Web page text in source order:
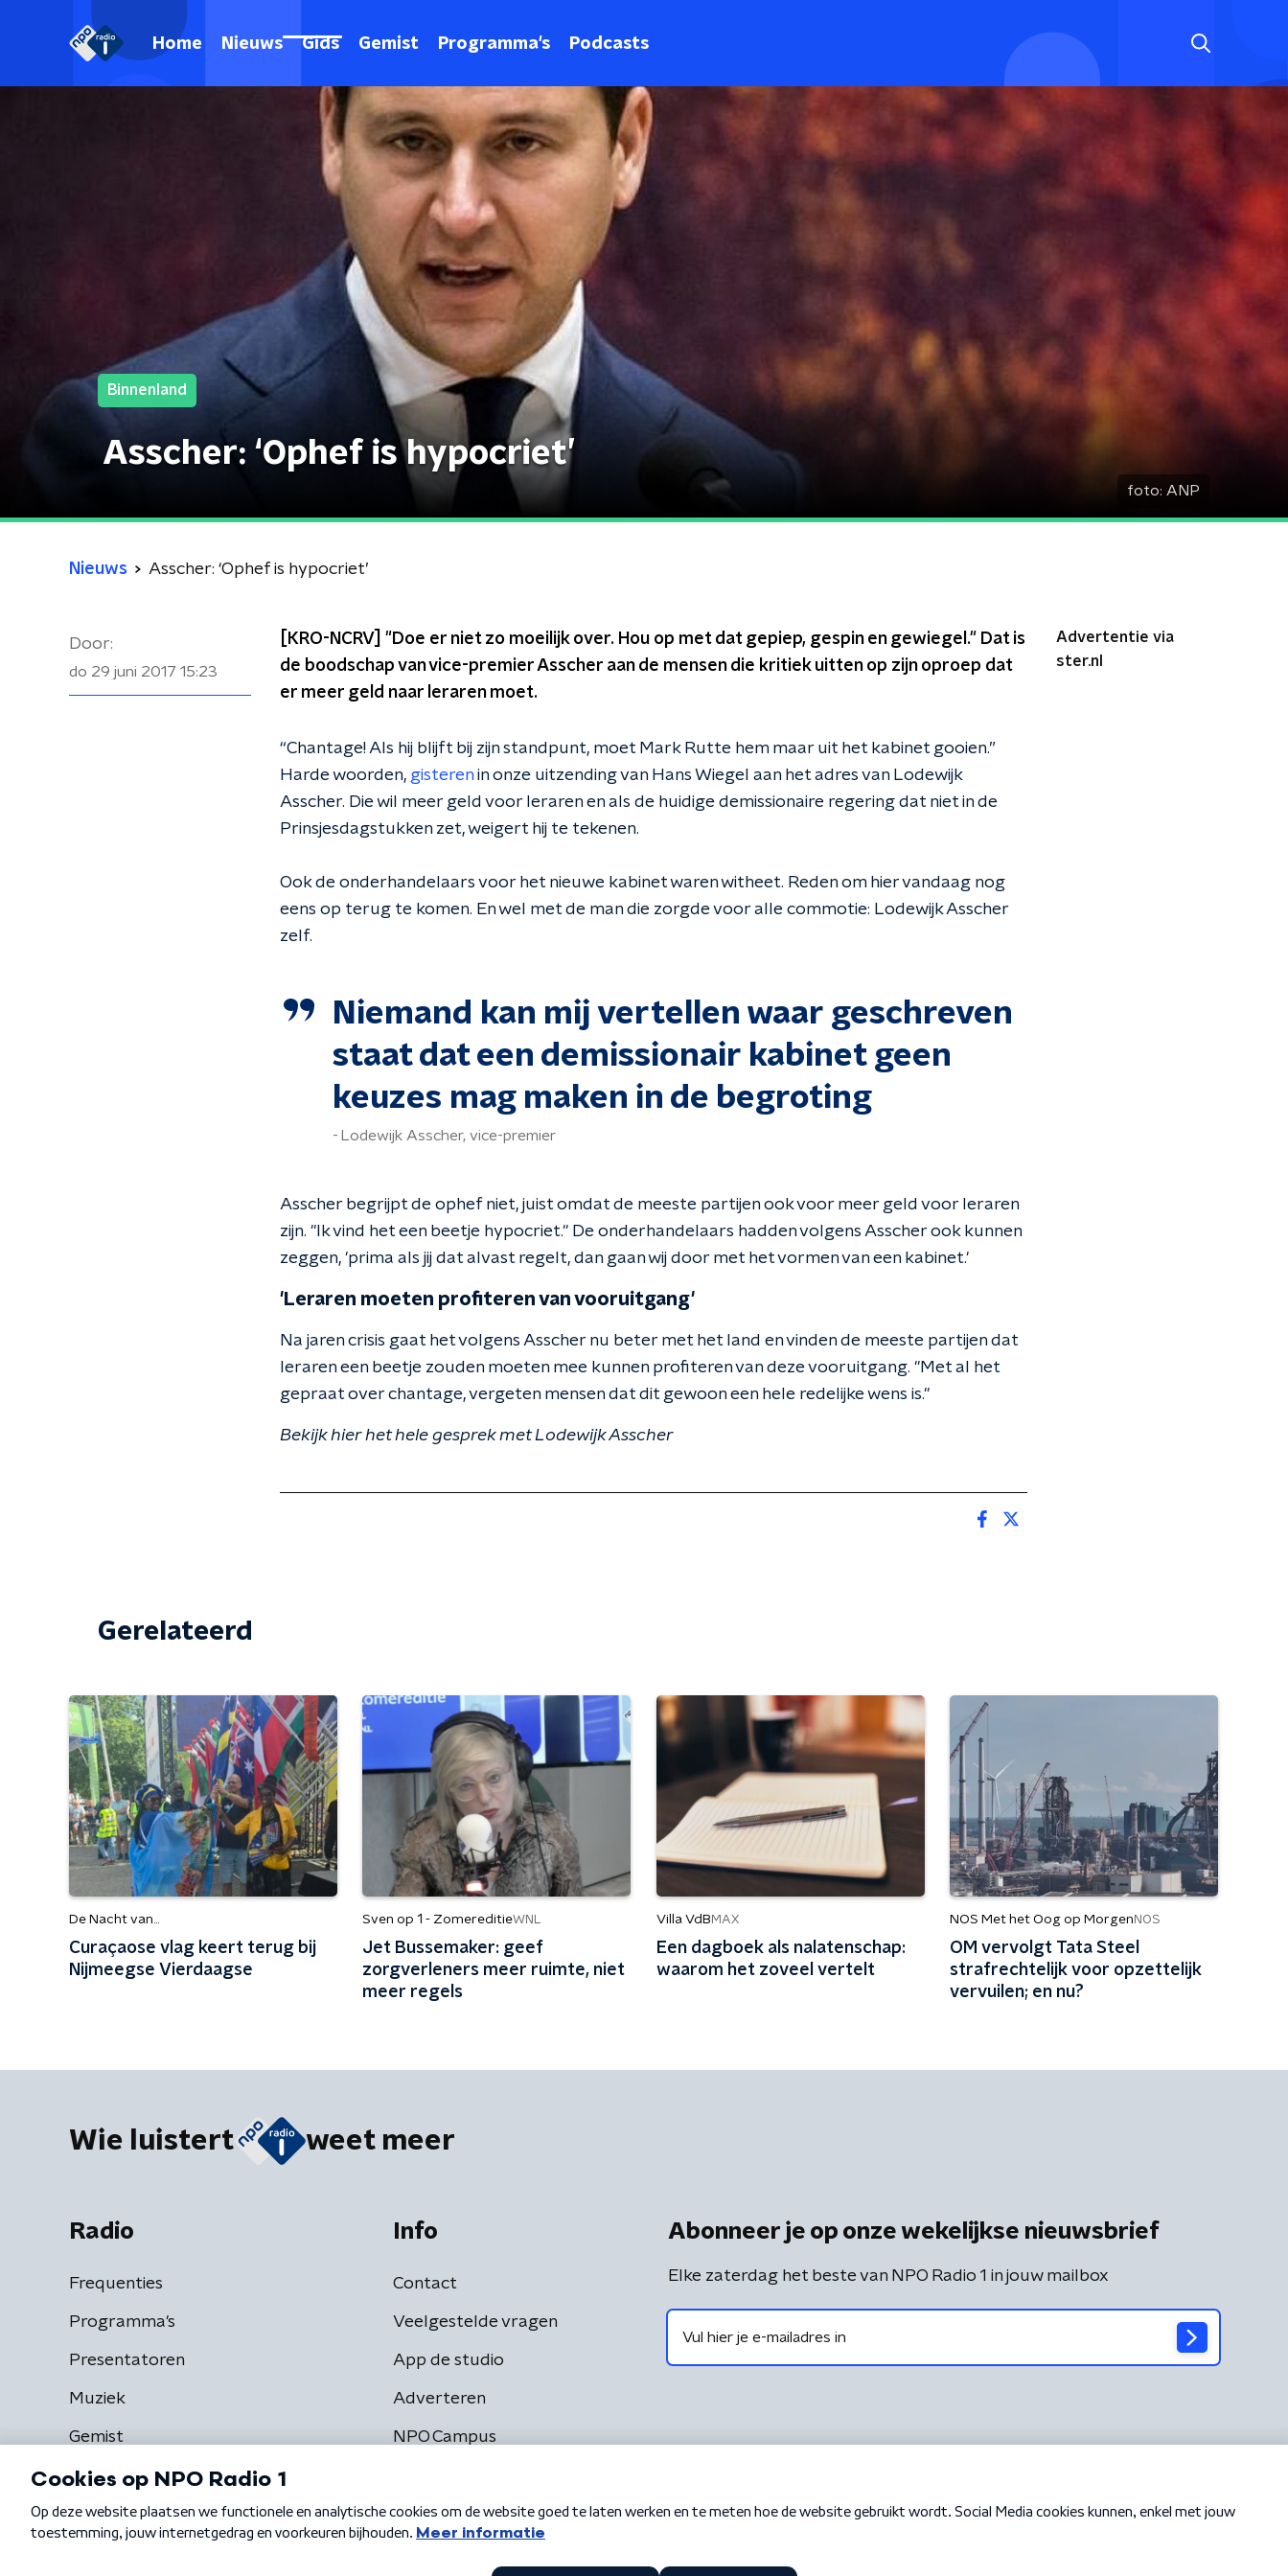
Home Nieuws Gids Gemist Programma's Podcasts
Binnenland
Asscher: ‘Ophef is hypocriet’
foto: ANP
Nieuws Asscher: ‘Ophef is hypocriet’
Door:
do 29 juni 2017 15:23
[KRO-NCRV] "Doe er niet zo moeilijk over. Hou op met dat gepiep, gespin en gewiegel." Dat is
de boodschap van vice-premier Asscher aan de mensen die kritiek uitten op zijn oproep dat
er meer geld naar leraren moet.
“Chantage! Als hij blijft bij zijn standpunt, moet Mark Rutte hem maar uit het kabinet gooien.”
Harde woorden, gisteren in onze uitzending van Hans Wiegel aan het adres van Lodewijk
Asscher. Die wil meer geld voor leraren en als de huidige demissionaire regering dat niet in de
Prinsjesdagstukken zet, weigert hij te tekenen.
Ook de onderhandelaars voor het nieuwe kabinet waren witheet. Reden om hier vandaag nog
eens op terug te komen. En wel met de man die zorgde voor alle commotie: Lodewijk Asscher
zelf.
Niemand kan mij vertellen waar geschreven
staat dat een demissionair kabinet geen
keuzes mag maken in de begroting
Lodewijk Asscher, vice-premier
Asscher begrijpt de ophef niet, juist omdat de meeste partijen ook voor meer geld voor leraren
zijn. "Ik vind het een beetje hypocriet." De onderhandelaars hadden volgens Asscher ook kunnen
zeggen, 'prima als jij dat alvast regelt, dan gaan wij door met het vormen van een kabinet.'
'Leraren moeten profiteren van vooruitgang'
Na jaren crisis gaat het volgens Asscher nu beter met het land en vinden de meeste partijen dat
leraren een beetje zouden moeten mee kunnen profiteren van deze vooruitgang. "Met al het
gepraat over chantage, vergeten mensen dat dit gewoon een hele redelijke wens is."
Bekijk hier het hele gesprek met Lodewijk Asscher
Advertentie via
ster.nl
Gerelateerd
De Nacht van...
Curaçaose vlag keert terug bij
Nijmeegse Vierdaagse
Sven op 1 - ZomereditieWNL
Jet Bussemaker: geef
zorgverleners meer ruimte, niet
meer regels
Villa VdB MAX
Een dagboek als nalatenschap:
waarom het zoveel vertelt
NOS Met het Oog op Morgen NOS
OM vervolgt Tata Steel
strafrechtelijk voor opzettelijk
vervuilen; en nu?
Wie luistert weet meer
Radio
Frequenties
Programma's
Presentatoren
Muziek
Gemist
Info
Contact
Veelgestelde vragen
App de studio
Adverteren
NPO Campus
Abonneer je op onze wekelijkse nieuwsbrief
Elke zaterdag het beste van NPO Radio 1 in jouw mailbox
Algemene voorwaarden Privacybeleid